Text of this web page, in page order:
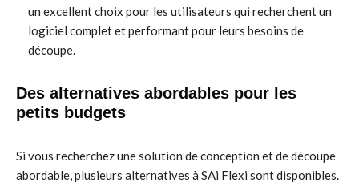
un excellent choix pour les utilisateurs qui recherchent un
logiciel complet et performant pour leurs besoins de
découpe.
Des alternatives abordables pour les
petits budgets
Si vous recherchez une solution de conception et de découpe
abordable, plusieurs alternatives à SAi Flexi sont disponibles.